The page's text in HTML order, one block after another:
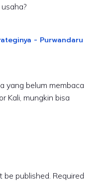
- Purwandaru
yang belum membaca
Kali, mungkin bisa
be published. Required